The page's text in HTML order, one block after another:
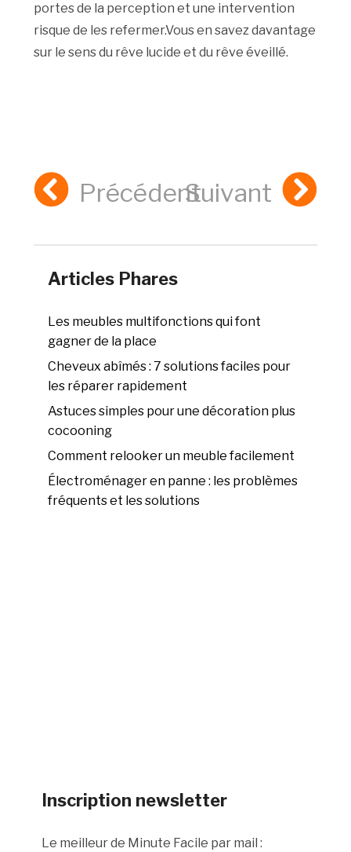
portes de la perception et une intervention
risque de les refermer.Vous en savez davantage
sur le sens du rêve lucide et du rêve éveillé.
PrécédentSuivant
Articles Phares
Les meubles multifonctions qui font
gagner de la place
Cheveux abîmés : 7 solutions faciles pour
les réparer rapidement
Astuces simples pour une décoration plus
cocooning
Comment relooker un meuble facilement
Électroménager en panne : les problèmes
fréquents et les solutions
Inscription newsletter
Le meilleur de Minute Facile par mail :